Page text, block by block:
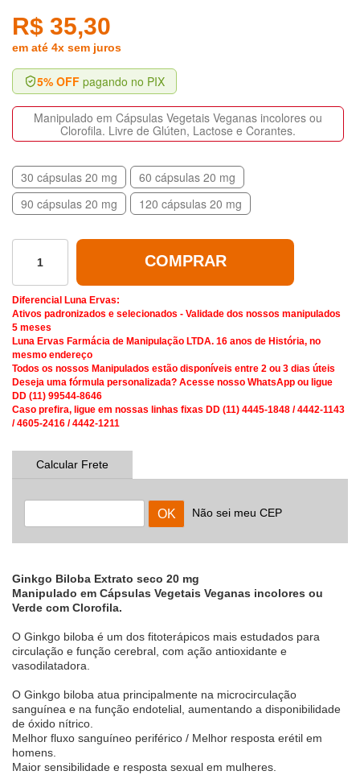
R$ 35,30
em até 4x sem juros
5% OFF pagando no PIX
Manipulado em Cápsulas Vegetais Veganas incolores ou
Clorofila. Livre de Glúten, Lactose e Corantes.
30 cápsulas 20 mg
60 cápsulas 20 mg
90 cápsulas 20 mg
120 cápsulas 20 mg
COMPRAR
Diferencial Luna Ervas:
Ativos padronizados e selecionados - Validade dos nossos manipulados
5 meses
Luna Ervas Farmácia de Manipulação LTDA. 16 anos de História, no
mesmo endereço
Todos os nossos Manipulados estão disponíveis entre 2 ou 3 dias úteis
Deseja uma fórmula personalizada? Acesse nosso WhatsApp ou ligue
DD (11) 99544-8646
Caso prefira, ligue em nossas linhas fixas DD (11) 4445-1848 / 4442-1143
/ 4605-2416 / 4442-1211
Calcular Frete
Não sei meu CEP
Ginkgo Biloba Extrato seco 20 mg
Manipulado em Cápsulas Vegetais Veganas incolores ou
Verde com Clorofila.
O Ginkgo biloba é um dos fitoterápicos mais estudados para
circulação e função cerebral, com ação antioxidante e
vasodilatadora.
O Ginkgo biloba atua principalmente na microcirculação
sanguínea e na função endotelial, aumentando a disponibilidade
de óxido nítrico.
Melhor fluxo sanguíneo periférico / Melhor resposta erétil em
homens.
Maior sensibilidade e resposta sexual em mulheres.